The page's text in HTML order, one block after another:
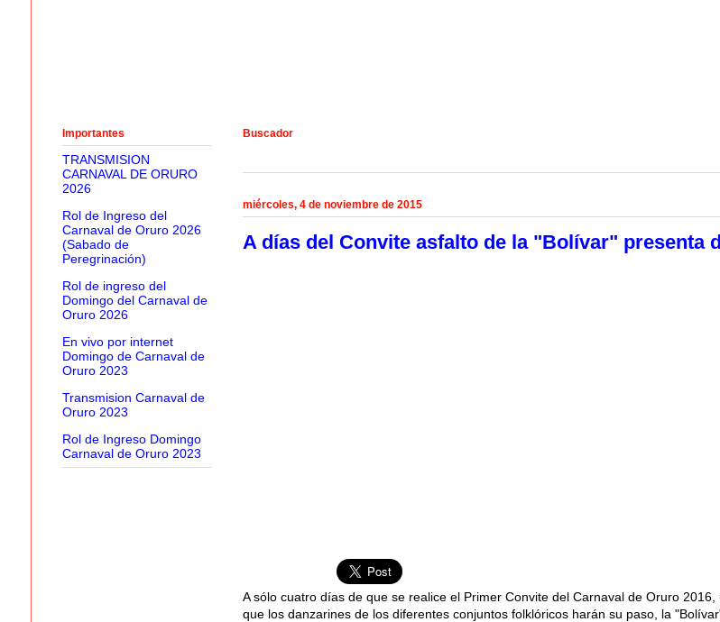
Buscador
miércoles, 4 de noviembre de 2015
A días del Convite asfalto de la "Bolívar" presenta
A sólo cuatro días de que se realice el Primer Convite del Carnaval de Oruro
que los danzarines de los diferentes conjuntos folklóricos harán su paso, la
Importantes
TRANSMISION
CARNAVAL DE ORURO
2026
Rol de Ingreso del
Carnaval de Oruro 2026
(Sabado de
Peregrinación)
Rol de ingreso del
Domingo del Carnaval de
Oruro 2026
En vivo por internet
Domingo de Carnaval de
Oruro 2023
Transmision Carnaval de
Oruro 2023
Rol de Ingreso Domingo
Carnaval de Oruro 2023